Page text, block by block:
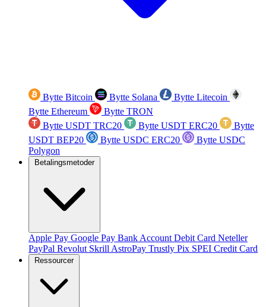
Bytte Bitcoin Bytte Solana
Bytte Litecoin
Bytte Ethereum
Bytte TRON
Bytte USDT TRC20
Bytte USDT ERC20
Bytte
USDT BEP20
Bytte USDC ERC20
Bytte USDC
Polygon
Betalingsmetoder
Apple Pay Google Pay Bank Account Debit Card Neteller
PayPal Revolut Skrill AstroPay Trustly Pix SPEI Credit Card
Ressourcer